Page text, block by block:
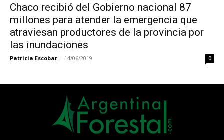
Chaco recibió del Gobierno nacional 87
millones para atender la emergencia que
atraviesan productores de la provincia por
las inundaciones
Patricia Escobar - 14/06/2019 0